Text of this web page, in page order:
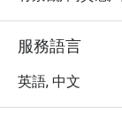
服務語言
英語, 中文